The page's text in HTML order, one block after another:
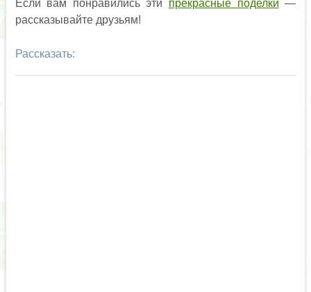
Если вам понравились эти прекрасные поделки —
рассказывайте друзьям!
Рассказать: